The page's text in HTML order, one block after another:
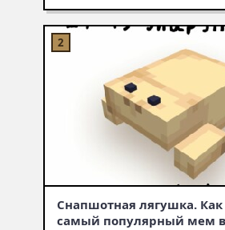
Снапшотная лягушка. Как
самый популярный мем